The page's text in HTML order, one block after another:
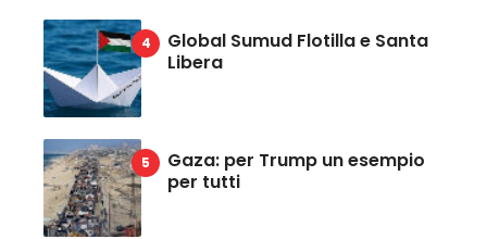
Global Sumud Flotilla e Santa
Libera
Gaza: per Trump un esempio
per tutti